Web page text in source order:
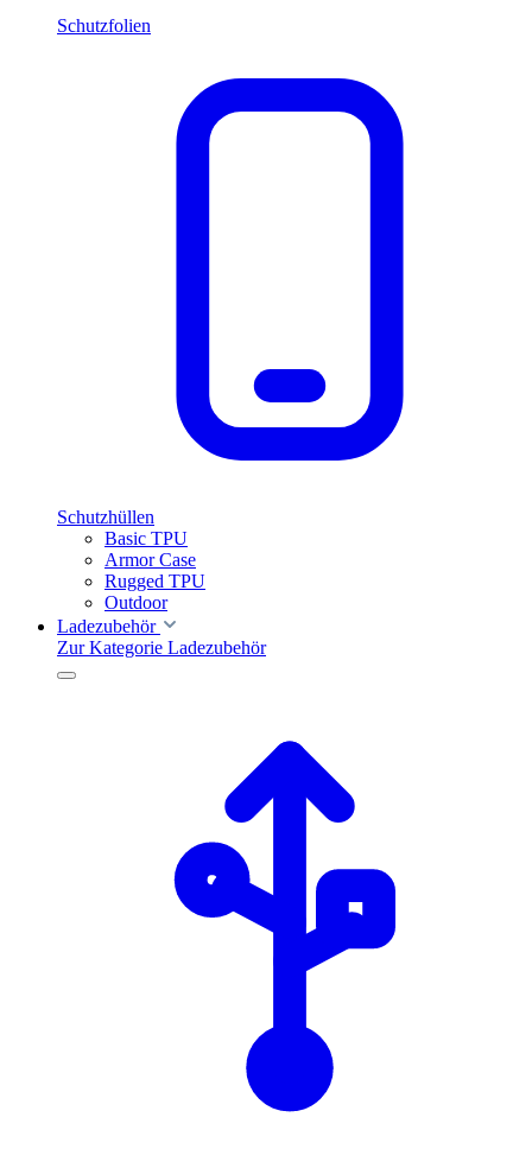
Schutzfolien
Schutzhüllen
Basic TPU
Armor Case
Rugged TPU
Outdoor
Ladezubehör
Zur Kategorie Ladezubehör